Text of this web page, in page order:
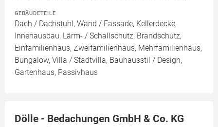
GEBÄUDETEILE
Dach / Dachstuhl, Wand / Fassade, Kellerdecke,
Innenausbau, Lärm- / Schallschutz, Brandschutz,
Einfamilienhaus, Zweifamilienhaus, Mehrfamilienhaus,
Bungalow, Villa / Stadtvilla, Bauhausstil / Design,
Gartenhaus, Passivhaus
Dölle - Bedachungen GmbH & Co. KG